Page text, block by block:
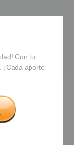
Con tu
¡Cada aporte